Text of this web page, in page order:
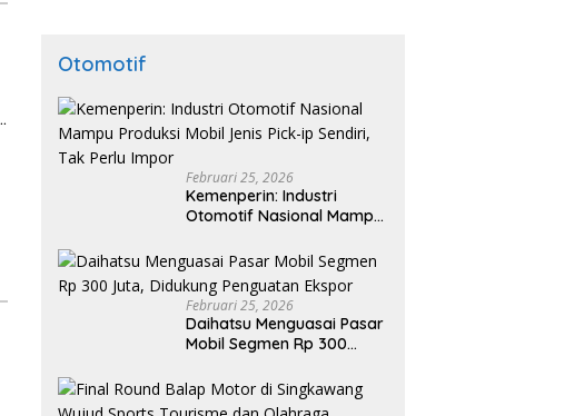
Otomotif
Februari 25, 2026
Kemenperin: Industri
Otomotif Nasional Mampu
ip Sendiri, Tak Perlu Impor
Februari 25, 2026
Daihatsu Menguasai Pasar
Mobil Segmen Rp 300
Ekspor